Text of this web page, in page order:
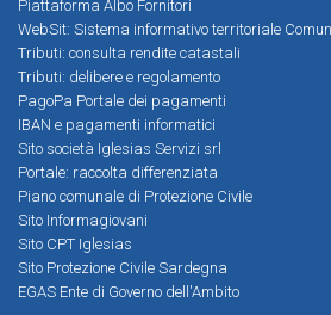
Piattaforma Albo Fornitori
WebSit: Sistema informativo territoriale
Tributi: consulta rendite catastali
Tributi: delibere e regolamento
PagoPa Portale dei pagamenti
IBAN e pagamenti informatici
Sito società Iglesias Servizi srl
Portale: raccolta differenziata
Piano comunale di Protezione Civile
Sito Informagiovani
Sito CPT Iglesias
Sito Protezione Civile Sardegna
EGAS Ente di Governo dell'Ambito